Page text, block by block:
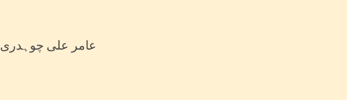
Nombre en Alfabeto Original: عامر علی چوہدری